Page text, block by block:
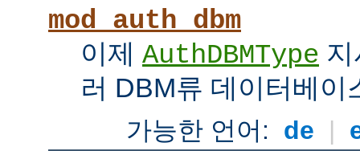
mod_auth_dbm
이제 AuthDBMType
러 DBM류 데이터베이
가능한 언어: de |